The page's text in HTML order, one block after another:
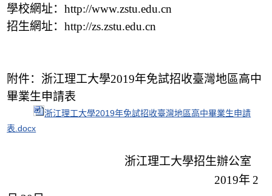
學校網址：http://www.zstu.edu.cn
招生網址：http://zs.zstu.edu.cn
附件：浙江理工大學2019年免試招收臺灣地區高中
畢業生申請表
浙江理工大學2019年免試招收臺灣地區高中畢業生申請
表.docx
浙江理工大學招生辦公室
2019年 2